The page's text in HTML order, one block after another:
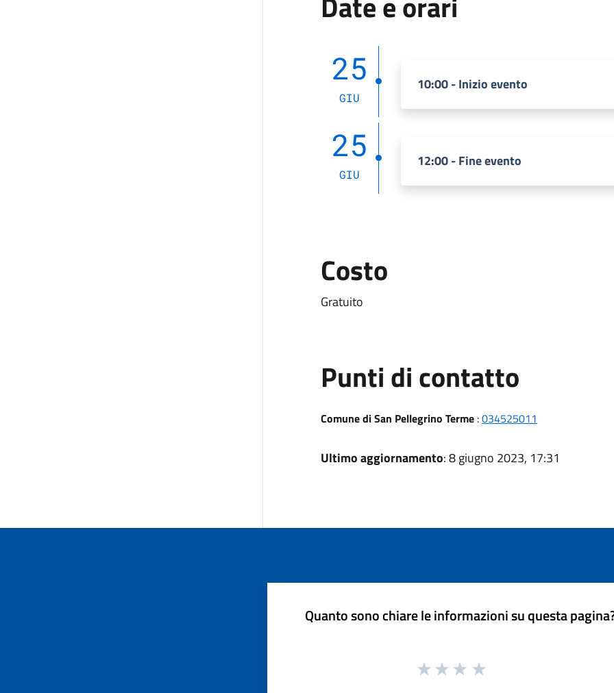
25
GIU
10:00 - Inizio evento
25
GIU
12:00 - Fine evento
Costo
Gratuito
Punti di contatto
Comune di San Pellegrino Terme:034525011
Ultimo aggiornamento: 8 giugno 2023, 17:31
Quanto sono chiare le informazioni su questa